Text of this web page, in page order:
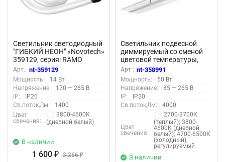
Светильник светодиодный
"ГИБКИЙ НЕОН" «Novotech»
359129, серия: RAMO
Арт.: nt-359129
Мощность:
14 Вт
Напряжение:
170 — 265 В
IP:
IP20
Св.поток,Лм:
1400
Цвет
свечения:
3800-4600К
(дневной белый)
В наличии
1 600 ₽ 3 266₽
Светильник подвесной
диммируемый со сменой
цветовой температуры,
пульт ДУ (2.4G) в
комплекте «Novotech»
358991, серия: ITER - -
Арт.: nt-358991
Мощность:
50 Вт
Напряжение:
85 — 265 В
IP:
IP20
Св.поток,Лм:
4000
Цвет
свечения:
2700-3700К
(теплый); 3800-
4600К (дневной
белый); 4700-6500К
(холодный);
регулируемый
В наличии